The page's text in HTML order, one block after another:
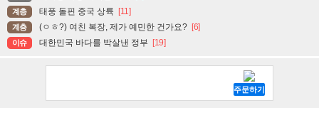
계층 태풍 돌핀 중국 상륙 [11]
계층 (ㅇㅎ?) 여친 복장, 제가 예민한 건가요? [6]
이슈 대한민국 바다를 박살낸 정부 [19]